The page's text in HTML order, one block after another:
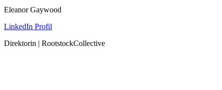
Eleanor Gaywood
LinkedIn Profil
Direktorin | RootstockCollective